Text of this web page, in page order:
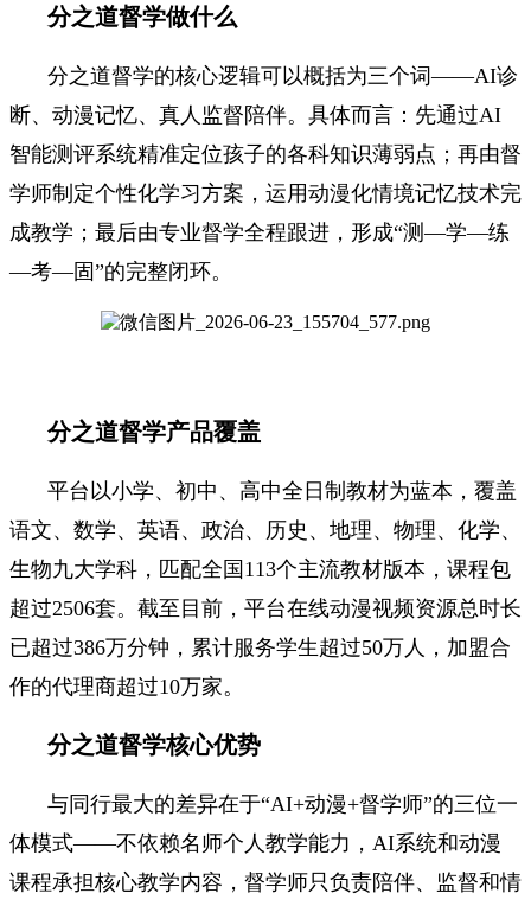
分之道督学做什么
分之道督学的核心逻辑可以概括为三个词——AI诊
断、动漫记忆、真人监督陪伴。具体而言：先通过AI
智能测评系统精准定位孩子的各科知识薄弱点；再由督
学师制定个性化学习方案，运用动漫化情境记忆技术完
成教学；最后由专业督学全程跟进，形成“测—学—练
—考—固”的完整闭环。
分之道督学产品覆盖
平台以小学、初中、高中全日制教材为蓝本，覆盖
语文、数学、英语、政治、历史、地理、物理、化学、
生物九大学科，匹配全国113个主流教材版本，课程包
超过2506套。截至目前，平台在线动漫视频资源总时长
已超过386万分钟，累计服务学生超过50万人，加盟合
作的代理商超过10万家。
分之道督学核心优势
与同行最大的差异在于“AI+动漫+督学师”的三位一
体模式——不依赖名师个人教学能力，AI系统和动漫
课程承担核心教学内容，督学师只负责陪伴、监督和情